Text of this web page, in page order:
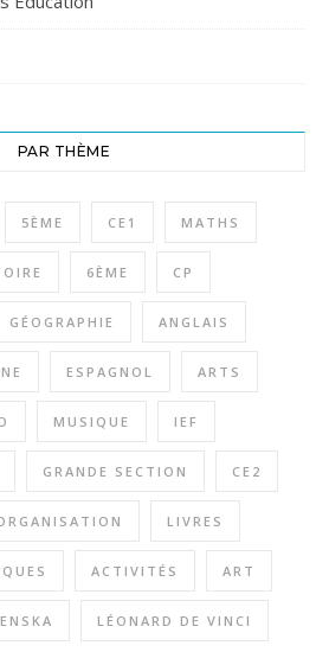
PAR THÈME
5ÈME CE1 MATHS
6ÈME CP
GÉOGRAPHIE ANGLAIS
ESPAGNOL ARTS
MUSIQUE IEF
GRANDE SECTION CE2
LIVRES
ACTIVITÉS ART
LÉONARD DE VINCI